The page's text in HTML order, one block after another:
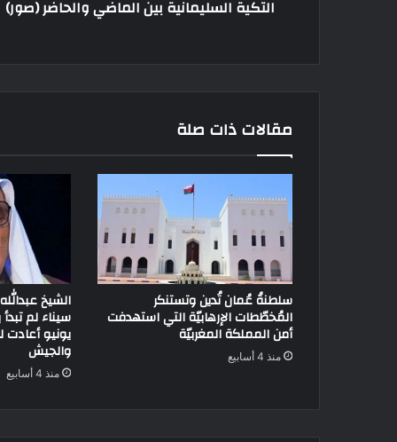
التكية السليمانية بين الماضي والحاضر (صور)
مقالات ذات صلة
سلطنةُ عُمان تُدين وتستنكر
المُخطّطات الإرهابيّة التي استهدفت
أمن المملكة المغربيّة
منذ 4 أسابيع
الشيخ
يونيو
والجيش
منذ 4 أسابيع